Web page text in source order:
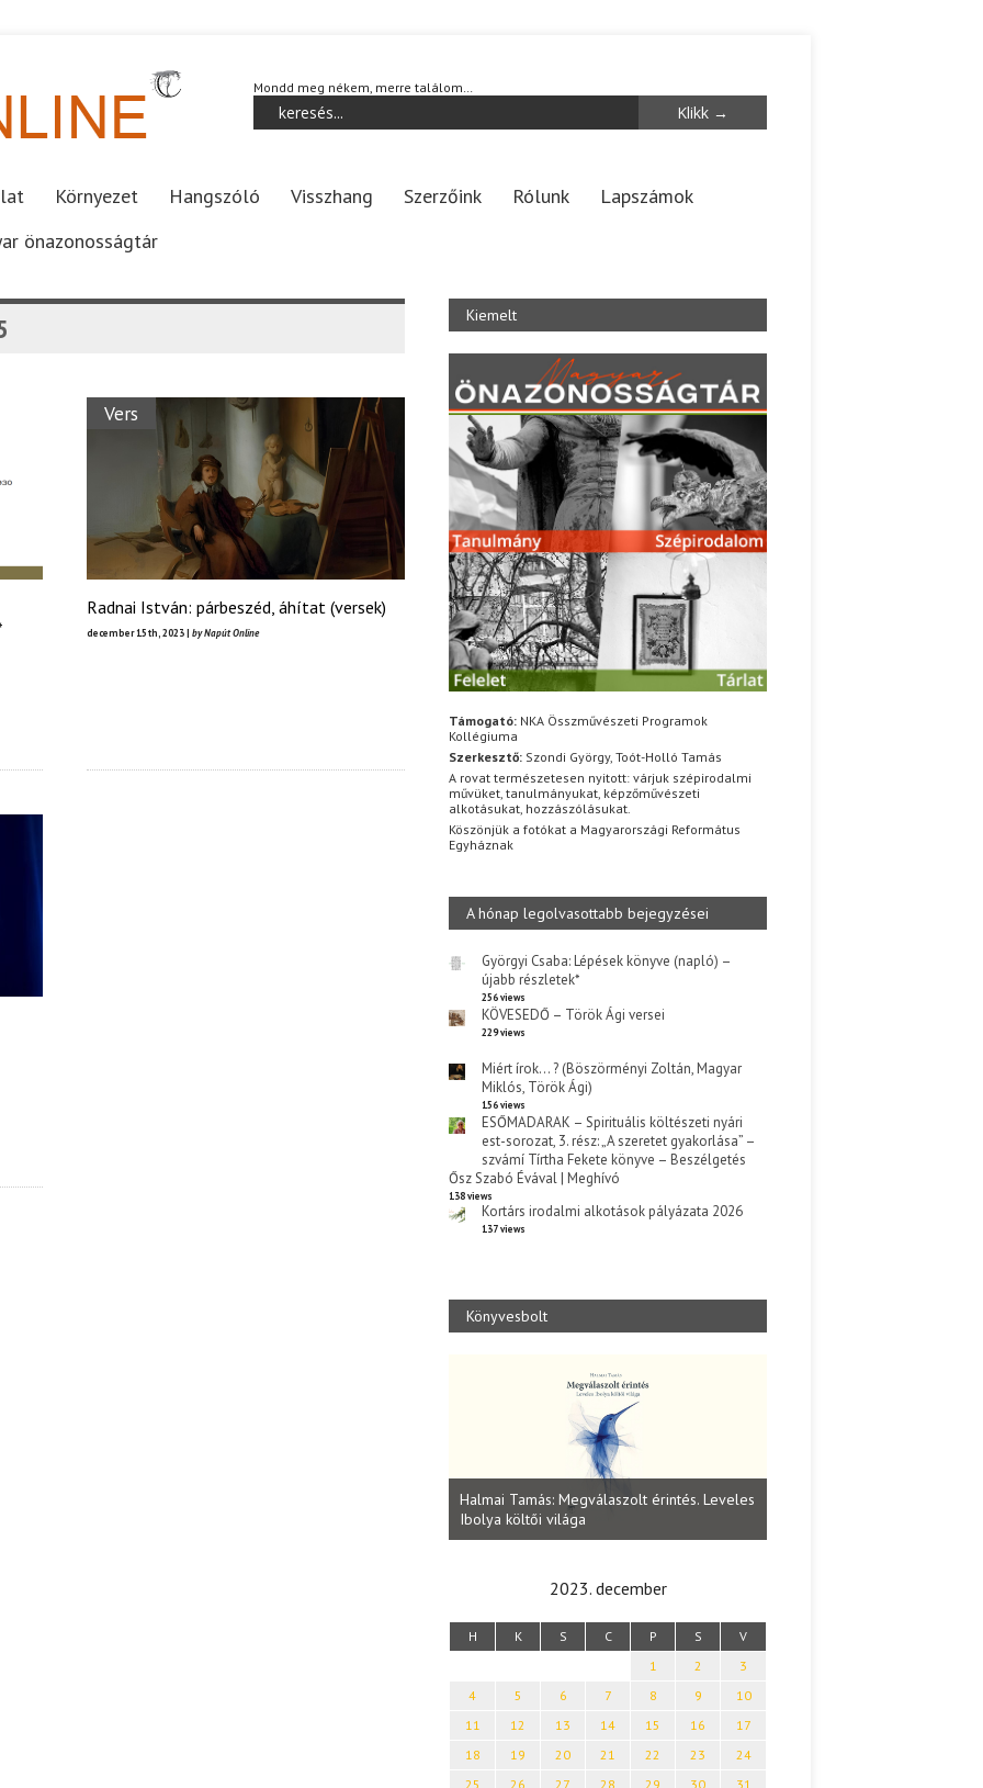
Mondd meg nékem, merre találom…
Környezet Hangszóló Visszhang Szerzőink Rólunk
Lapszámok
önazonosságtár
Vers
Radnai István: párbeszéd, áhítat (versek)
december 15th, 2023 | by Napút Online
Kiemelt
Támogató: NKA Összművészeti Programok
Kollégiuma
Szerkesztő: Szondi György, Toót-Holló Tamás
A rovat természetesen nyitott: várjuk szépirodalmi
művüket, tanulmányukat, képzőművészeti
alkotásukat, hozzászólásukat.
Köszönjük a fotókat a Magyarországi Református
Egyháznak
A hónap legolvasottabb bejegyzései
Györgyi Csaba: Lépések könyve (napló) –
újabb részletek*
256 views
KÖVESEDŐ – Török Ági versei
229 views
Miért írok… ? (Böszörményi Zoltán, Magyar
Miklós, Török Ági)
156 views
ESŐMADARAK – Spirituális költészeti nyári
est-sorozat, 3. rész: „A szeretet gyakorlása” –
szvámí Tírtha Fekete könyve – Beszélgetés
Ősz Szabó Évával | Meghívó
138 views
Kortárs irodalmi alkotások pályázata 2026
137 views
Könyvesbolt
Halmai Tamás: Megválaszolt érintés. Leveles
Ibolya költői világa
2023. december
H K S C P S V
1 2
3
4
5 6 7 8 9
10
11
12 13 14 15 16
17
18
19 20 21 22 23
24
25
26 27 28 29 30 31